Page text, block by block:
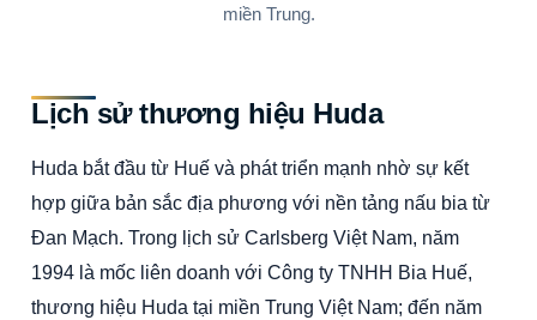
miền Trung.
Lịch sử thương hiệu Huda
Huda bắt đầu từ Huế và phát triển mạnh nhờ sự kết
hợp giữa bản sắc địa phương với nền tảng nấu bia từ
Đan Mạch. Trong lịch sử Carlsberg Việt Nam, năm
1994 là mốc liên doanh với Công ty TNHH Bia Huế,
thương hiệu Huda tại miền Trung Việt Nam; đến năm